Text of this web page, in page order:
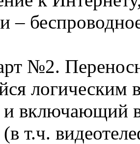
–
№2.
логическим
и включающий
т.ч.